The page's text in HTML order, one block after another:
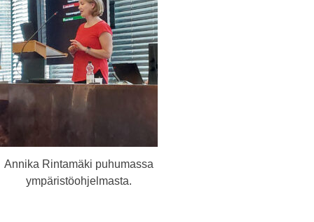
Annika Rintamäki puhumassa
ympäristöohjelmasta.